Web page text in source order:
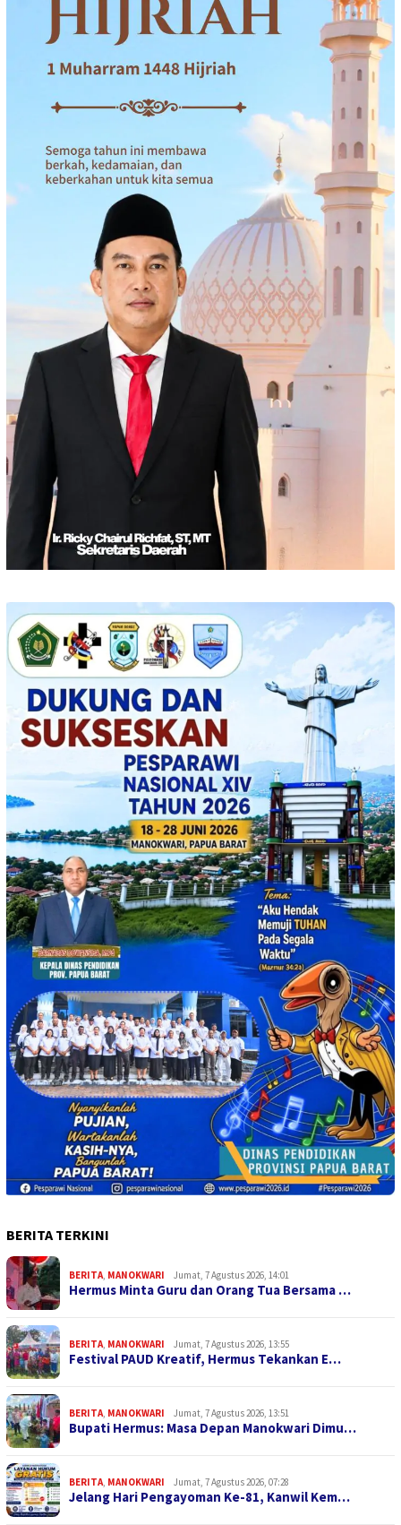
BERITA TERKINI
BERITA MANOKWARI Jumat, 7 Agustus 2026, 14:01
Hermus Minta Guru dan Orang Tua Bersama …
BERITA MANOKWARI Jumat, 7 Agustus 2026, 13:55
Festival PAUD Kreatif, Hermus Tekankan E…
BERITA MANOKWARI Jumat, 7 Agustus 2026, 13:51
Bupati Hermus: Masa Depan Manokwari Dimu…
BERITA MANOKWARI Jumat, 7 Agustus 2026, 07:28
Jelang Hari Pengayoman Ke-81, Kanwil Kem…